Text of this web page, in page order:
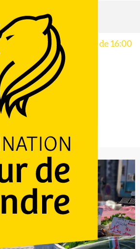
à 19:00 / Jeudi 13 août de 16:00
MARCHÉ